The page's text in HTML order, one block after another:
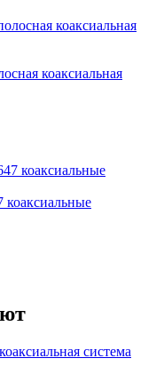
коаксиальная